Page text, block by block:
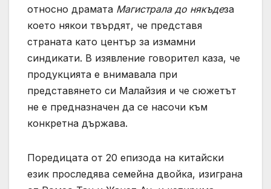
относно драмата Магистрала до някъдеза
което някои твърдят, че представя
страната като център за измамни
синдикати. В изявление говорител каза, че
продукцията е внимавала при
представянето си Малайзия и че сюжетът
не е предназначен да се насочи към
конкретна държава.
Поредицата от 20 епизода на китайски
език проследява семейна двойка, изиграна